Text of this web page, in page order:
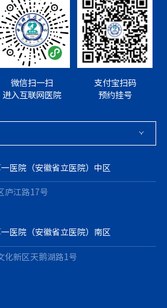
微信扫一扫
进入互联网医院
支付宝扫码
预约挂号
医院（安徽省立医院）中区
庐江路17号
医院（安徽省立医院）南区
化新区天鹅湖路1号